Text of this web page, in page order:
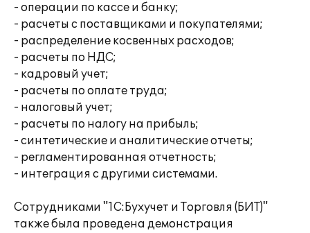
- операции по кассе и банку;
- расчеты с поставщиками и покупателями;
- распределение косвенных расходов;
- расчеты по НДС;
- кадровый учет;
- расчеты по оплате труда;
- налоговый учет;
- расчеты по налогу на прибыль;
- синтетические и аналитические отчеты;
- регламентированная отчетность;
- интеграция с другими системами.
Сотрудниками "1С:Бухучет и Торговля (БИТ)"
также была проведена демонстрация